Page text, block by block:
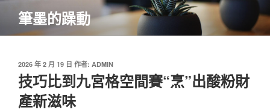
主
筆墨的躁動
發
佈
於
2026 年 2 月 19 日 作者: ADMIN
技巧比到九宮格空間賽“烹”出酸粉財
產新滋味